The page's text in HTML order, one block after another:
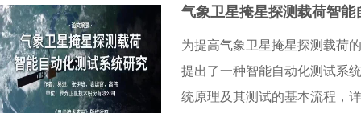
和总结。
气象卫星掩星探测载荷智
为提高气象卫星掩星探测载荷
提出了一种智能自动化测试系
统原理及其测试的基本流程，